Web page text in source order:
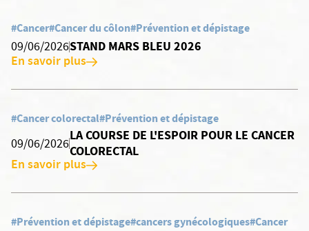
#Cancer#Cancer du côlon#Prévention et dépistage
09/06/2026STAND MARS BLEU 2026
En savoir plus
#Cancer colorectal#Prévention et dépistage
09/06/2026
LA COURSE DE L'ESPOIR POUR LE CANCER
COLORECTAL
En savoir plus
#Prévention et dépistage#cancers gynécologiques#Cancer